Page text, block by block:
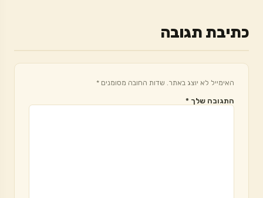
כתיבת תגובה
האימייל לא יוצג באתר. שדות החובה מסומנים *
התגובה שלך *